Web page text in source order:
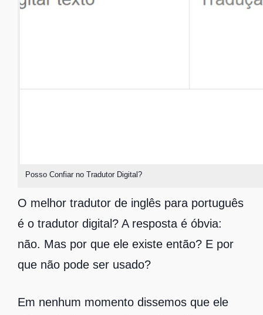
Posso Confiar no Tradutor Digital?
O melhor tradutor de inglês para português
é o tradutor digital? A resposta é óbvia:
não. Mas por que ele existe então? E por
que não pode ser usado?
Em nenhum momento dissemos que ele